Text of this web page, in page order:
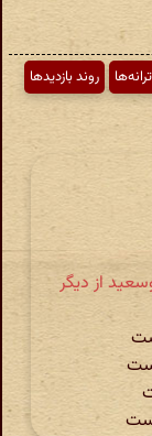
ترانه‌ها
روند بازدیدها
از دیگر